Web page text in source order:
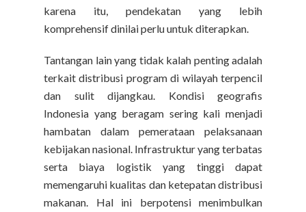
karena itu, pendekatan yang lebih
komprehensif dinilai perlu untuk diterapkan.
Tantangan lain yang tidak kalah penting adalah
terkait distribusi program di wilayah terpencil
dan sulit dijangkau. Kondisi geografis
Indonesia yang beragam sering kali menjadi
hambatan dalam pemerataan pelaksanaan
kebijakan nasional. Infrastruktur yang terbatas
serta biaya logistik yang tinggi dapat
memengaruhi kualitas dan ketepatan distribusi
makanan. Hal ini berpotensi menimbulkan